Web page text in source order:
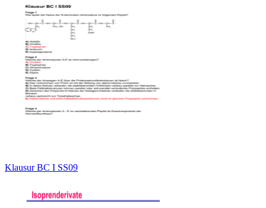
Klausur BC I SS09